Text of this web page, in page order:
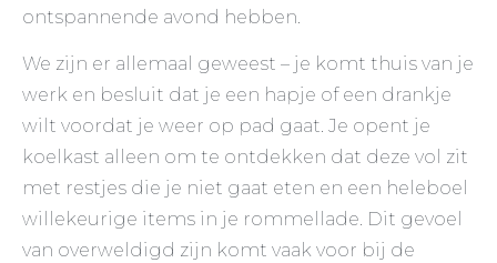
ontspannende avond hebben.
We zijn er allemaal geweest – je komt thuis van je
werk en besluit dat je een hapje of een drankje
wilt voordat je weer op pad gaat. Je opent je
koelkast alleen om te ontdekken dat deze vol zit
met restjes die je niet gaat eten en een heleboel
willekeurige items in je rommellade. Dit gevoel
van overweldigd zijn komt vaak voor bij de